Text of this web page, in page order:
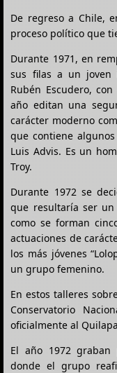
De regreso a Chile,
proceso político que
Durante 1971, en
sus filas a un joven
Rubén Escudero,
año editan una
carácter moderno
que contiene
Luis Advis. Es un
Troy.
Durante 1972 se
que resultaría ser
como se forman
actuaciones de
los más jóvenes
un grupo femenino.
En estos talleres
Conservatorio
oficialmente al
El año 1972
donde el grupo